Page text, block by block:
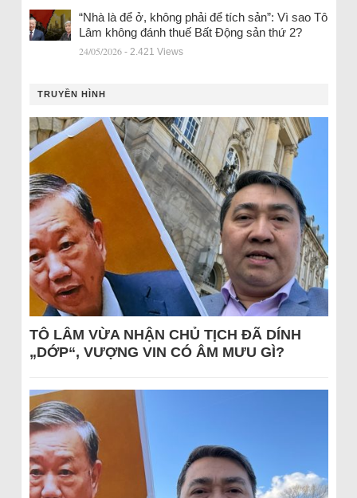
“Nhà là để ở, không phải để tích sản”: Vì sao Tô
Lâm không đánh thuế Bất Động sản thứ 2?
24/05/2026 - 2.421 Views
TRUYỀN HÌNH
TÔ LÂM VỪA NHẬN CHỦ TỊCH ĐÃ DÍNH
„DỚP“, VƯỢNG VIN CÓ ÂM MƯU GÌ?